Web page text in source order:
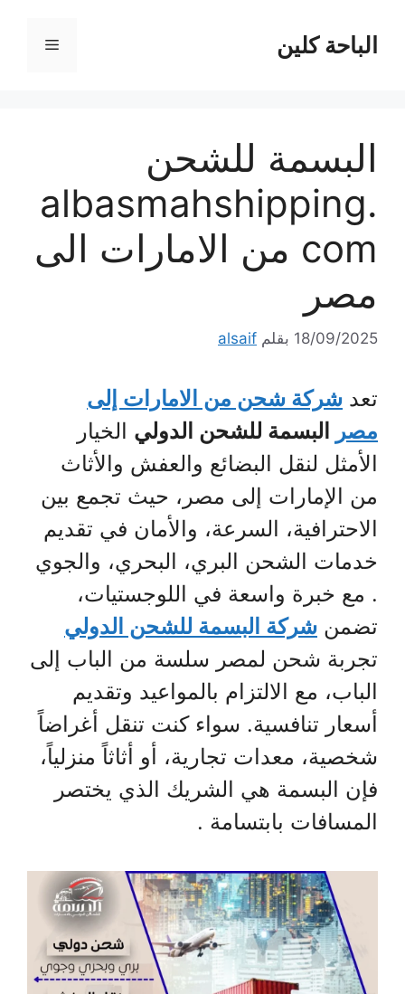
المحتوىالباحة كلين القائمة
البسمة للشحن
albasmahshipping.
com من الامارات الى
مصر
18/09/2025 بقلم alsaif
تعد شركة شحن من الامارات إلى
مصر البسمة للشحن الدولي الخيار
الأمثل لنقل البضائع والعفش والأثاث
من الإمارات إلى مصر، حيث تجمع بين
الاحترافية، السرعة، والأمان في تقديم
خدمات الشحن البري، البحري، والجوي
. مع خبرة واسعة في اللوجستيات،
تضمن شركة البسمة للشحن الدولي
تجربة شحن لمصر سلسة من الباب إلى
الباب، مع الالتزام بالمواعيد وتقديم
أسعار تنافسية. سواء كنت تنقل أغراضاً
شخصية، معدات تجارية، أو أثاثاً منزلياً،
فإن البسمة هي الشريك الذي يختصر
المسافات بابتسامة .